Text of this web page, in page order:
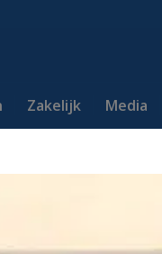
Zakelijk Media